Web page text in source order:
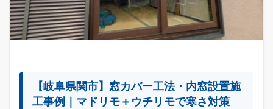
【岐阜県関市】窓カバー工法・内窓設置施
工事例｜マドリモ＋ウチリモで寒さ対策